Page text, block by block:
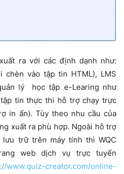
ra với các định dạnh như:
chèn vào tập tin HTML), LMS
lý học tập e-Learing như
tin thực thi hỗ trợ chạy trực
in ấn). Tùy theo nhu cầu của
xuất ra phù hợp. Ngoài hỗ trợ
trữ trên máy tính thì WQC
web dịch vụ trực tuyến
www.quiz-creator.com/online-